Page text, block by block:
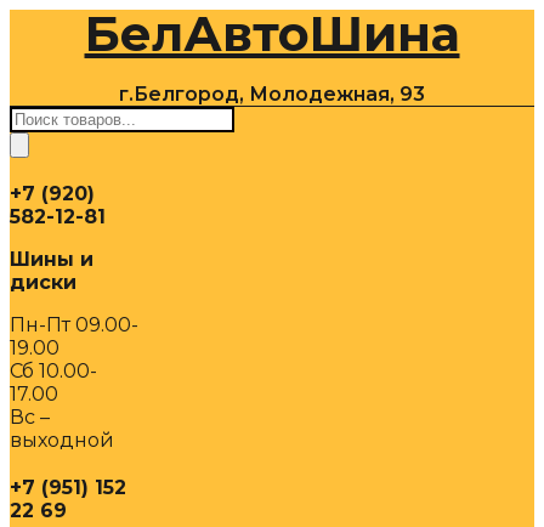
содержимомуБелАвтоШина
г.Белгород, Молодежная, 93
Поиск
товаров
+7 (920)
582-12-81
Шины и
диски
Пн-Пт 09.00-
19.00
Сб 10.00-
17.00
Вс –
выходной
+7 (951) 152
22 69